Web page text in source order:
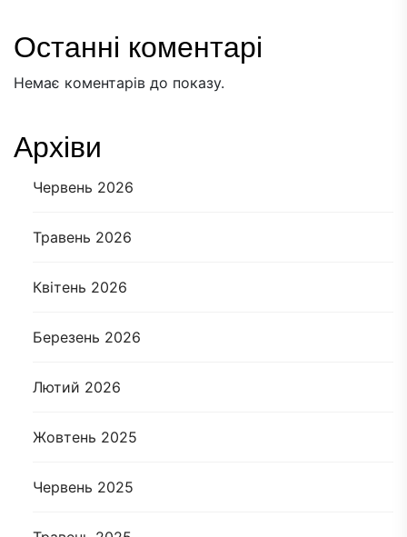
Останні коментарі
Немає коментарів до показу.
Архіви
Червень 2026
Травень 2026
Квітень 2026
Березень 2026
Лютий 2026
Жовтень 2025
Червень 2025